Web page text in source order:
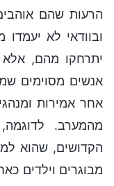
הרעות שהם
ובוודאי לא
יתרחקו מהם,
אנשים מסוימים
אחר אמירות
מהמערב.
הקדושים, שהוא
מבוגרים וילדים